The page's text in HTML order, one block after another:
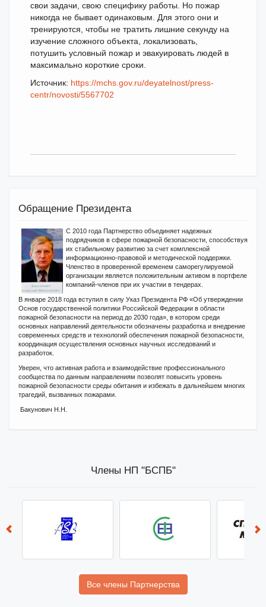
свои задачи, свою специфику работы. Но пожар
никогда не бывает одинаковым. Для этого они и
тренируются, чтобы не тратить лишние секунду на
изучение сложного объекта, локализовать,
потушить условный пожар и эвакуировать людей в
максимально короткие сроки.
Источник: https://mchs.gov.ru/deyatelnost/press-
centr/novosti/5567702
Обращение Президента
С 2010 года Партнерство объединяет надежных
подрядчиков в сфере пожарной безопасности, способствуя
их стабильному развитию за счет комплексной
информационно-правовой и методической поддержки.
Членство в проверенной временем саморегулируемой
организации является положительным активом в портфеле
компаний-членов при их участии в тендерах.
В январе 2018 года вступил в силу Указ Президента РФ «Об утверждении
Основ государственной политики Российской Федерации в области
пожарной безопасности на период до 2030 года», в котором среди
основных направлений деятельности обозначены разработка и внедрение
современных средств и технологий обеспечения пожарной безопасности,
координация осуществления основных научных исследований и
разработок.
Уверен, что активная работа и взаимодействие профессионального
сообщества по данным направлениям позволят повысить уровень
пожарной безопасности среды обитания и избежать в дальнейшем многих
трагедий, вызванных пожарами.
Бакунович Н.Н.
Члены НП "БСПБ"
Все члены Партнерства